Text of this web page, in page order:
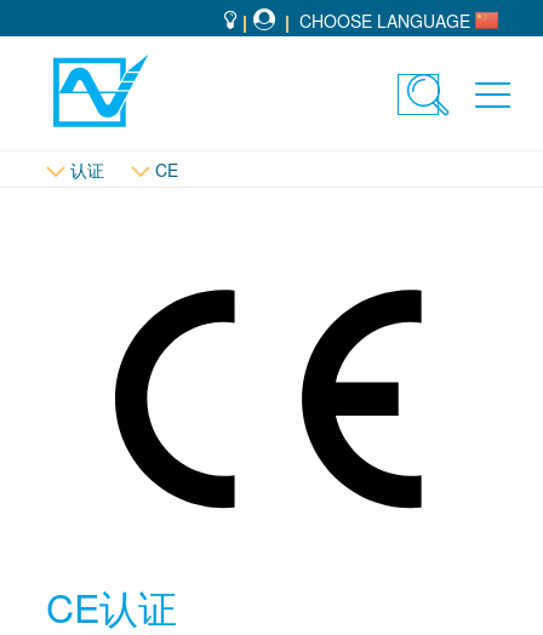
CHOOSE LANGUAGE
Toggle
认证 CE
CE认证